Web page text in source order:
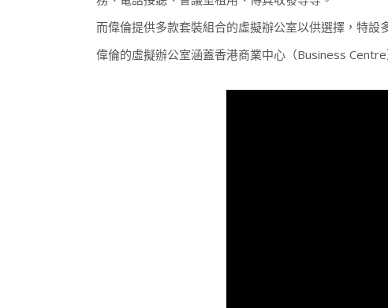
而偉倫提供多款套裝組合的虛擬辦公室以供選擇，特
偉倫的虛擬辦公室涵蓋香港商業中心（Business